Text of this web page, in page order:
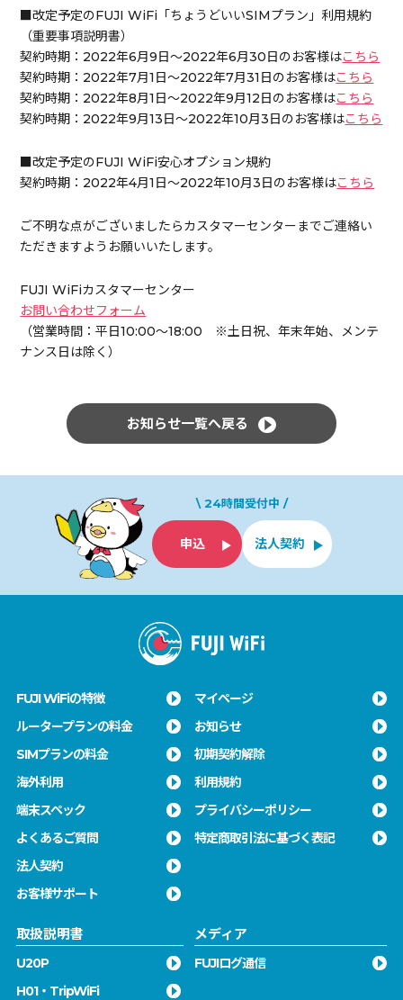
■改定予定のFUJI WiFi「ちょうどいいSIMプラン」利用規約
（重要事項説明書）
契約時期：2022年6月9日～2022年6月30日のお客様はこちら
契約時期：2022年7月1日～2022年7月31日のお客様はこちら
契約時期：2022年8月1日～2022年9月12日のお客様はこちら
契約時期：2022年9月13日～2022年10月3日のお客様はこちら
■改定予定のFUJI WiFi安心オプション規約
契約時期：2022年4月1日～2022年10月3日のお客様はこちら
ご不明な点がございましたらカスタマーセンターまでご連絡い
ただきますようお願いいたします。
FUJI WiFiカスタマーセンター
お問い合わせフォーム
（営業時間：平日10:00～18:00 ※土日祝、年末年始、メンテ
ナンス日は除く）
お知らせ一覧へ戻る
\ 24時間受付中 /
申込 法人契約
FUJI WiFiの特徴
ルータープランの料金
SIMプランの料金
海外利用
端末スペック
よくあるご質問
法人契約
お客様サポート
マイページ
お知らせ
初期契約解除
利用規約
プライバシーポリシー
特定商取引法に基づく表記
取扱説明書
U20P
H01・TripWiFi
メディア
FUJIログ通信